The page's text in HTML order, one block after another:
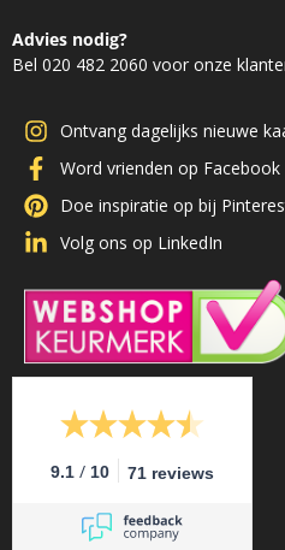
Advies nodig?
Bel 020 482 2060 voor onze
Ontvang dagelijks nieuwe
Word vrienden op Facebook
Doe inspiratie op bij
Volg ons op LinkedIn
9.1 / 10 71 reviews